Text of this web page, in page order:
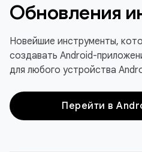
Обновления
Новейшие инструменты,
создавать Android-
для любого устройства
Перейти в